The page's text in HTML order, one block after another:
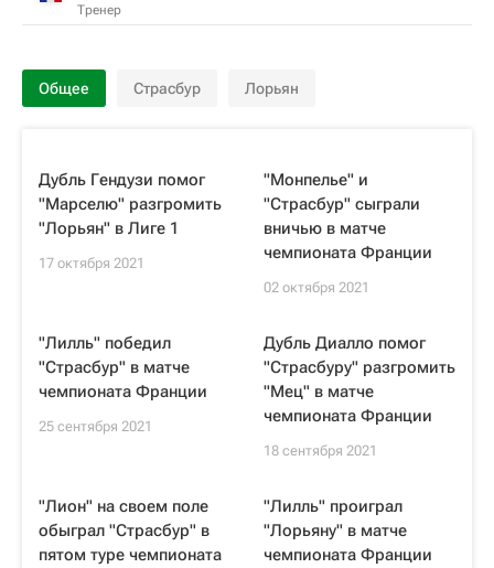
Тренер
Общее Страсбур Лорьян
Дубль Гендузи помог
"Марселю" разгромить
"Лорьян" в Лиге 1
17 октября 2021
"Монпелье" и
"Страсбур" сыграли
вничью в матче
чемпионата Франции
02 октября 2021
"Лилль" победил
"Страсбур" в матче
чемпионата Франции
25 сентября 2021
Дубль Диалло помог
"Страсбуру" разгромить
"Мец" в матче
чемпионата Франции
18 сентября 2021
"Лион" на своем поле
обыграл "Страсбур" в
пятом туре чемпионата
"Лилль" проиграл
"Лорьяну" в матче
чемпионата Франции